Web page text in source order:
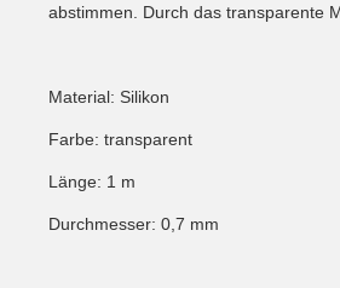
abstimmen. Durch das transparente
Material: Silikon
Farbe: transparent
Länge: 1 m
Durchmesser: 0,7 mm